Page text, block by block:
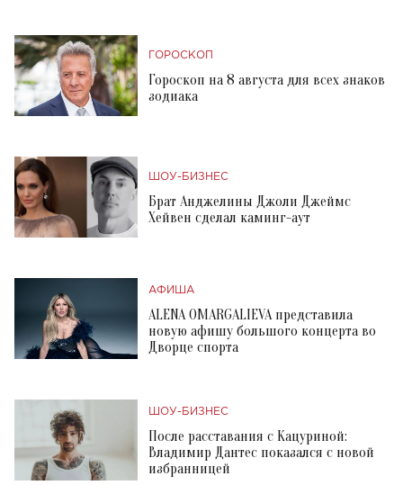
ГОРОСКОП
Гороскоп на 8 августа для всех знаков
зодиака
ШОУ-БИЗНЕС
Брат Анджелины Джоли Джеймс
Хейвен сделал каминг-аут
АФИША
ALENA OMARGALIEVA представила
новую афишу большого концерта во
Дворце спорта
ШОУ-БИЗНЕС
После расставания с Кацуриной:
Владимир Дантес показался с новой
избранницей